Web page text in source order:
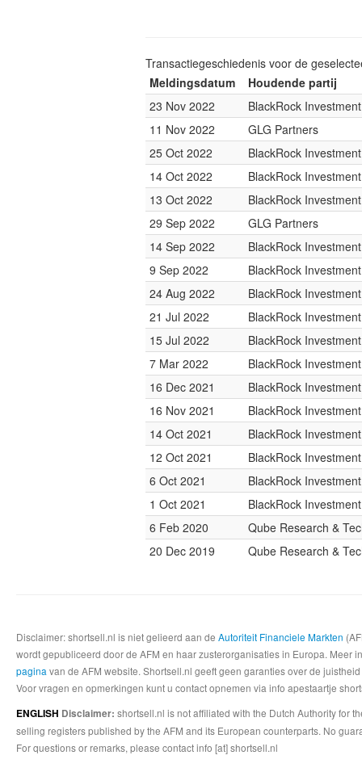
Transactiegeschiedenis voor de
Meldingsdatum
Houdende partij
23 Nov 2022
BlackRock
11 Nov 2022
GLG Partners
25 Oct 2022
BlackRock
14 Oct 2022
BlackRock
13 Oct 2022
BlackRock
29 Sep 2022
GLG Partners
14 Sep 2022
BlackRock
9 Sep 2022
BlackRock
24 Aug 2022
BlackRock
21 Jul 2022
BlackRock
15 Jul 2022
BlackRock
7 Mar 2022
BlackRock
16 Dec 2021
BlackRock
16 Nov 2021
BlackRock
14 Oct 2021
BlackRock
12 Oct 2021
BlackRock
6 Oct 2021
BlackRock
1 Oct 2021
BlackRock
6 Feb 2020
Qube Research &
20 Dec 2019
Qube Research &
Disclaimer: shortsell.nl is niet gelieerd aan de Autoriteit Financiele Markten
wordt gepubliceerd door de AFM en haar zusterorganisaties in Europa.
pagina van de AFM website. Shortsell.nl geeft geen garanties over de
Voor vragen en opmerkingen kunt u contact opnemen via info apestaartje
ENGLISH Disclaimer: shortsell.nl is not affiliated with the Dutch Authority for
selling registers published by the AFM and its European counterparts. No
For questions or remarks, please contact info [at] shortsell.nl